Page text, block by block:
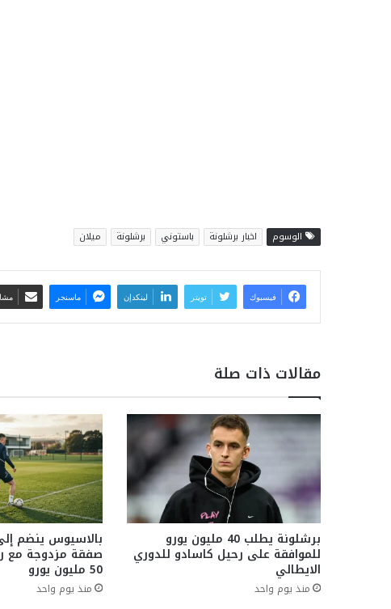
الوسوم اخبار برشلونة باستوني برشلونة ميلان
فيسبوك تويتر لينكدإن ماسنجر
مقالات ذات صلة
برشلونة يطلب 40 مليون يورو
للموافقة على رحيل كاسادو للدوري
الايطالي
منذ يوم واحد
بالاسيوس ينضم
صفقة مزدوجة مع
50 مليون يورو
منذ يوم واحد